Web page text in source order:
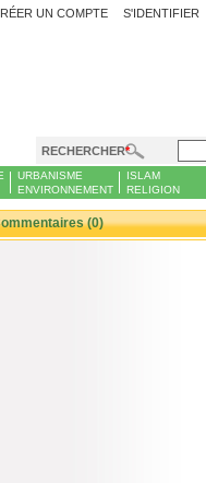
UN COMPTE S'IDENTIFIER
RECHERCHER
URBANISME
ENVIRONNEMENT
ISLAM
RELIGION
(0)